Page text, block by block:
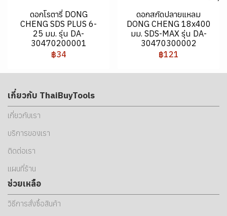
ดอกโรตารี่ DONG
CHENG SDS PLUS 6-
25 มม. รุ่น DA-
30470200001
฿34
ดอกสกัดปลายแหลม
DONG CHENG 18x400
มม. SDS-MAX รุ่น DA-
30470300002
฿121
เกี่ยวกับ ThaiBuyTools
เกี่ยวกับเรา
บริการของเรา
ติดต่อเรา
แผนที่ร้าน
ช่วยเหลือ
วิธีการสั่งซื้อสินค้า